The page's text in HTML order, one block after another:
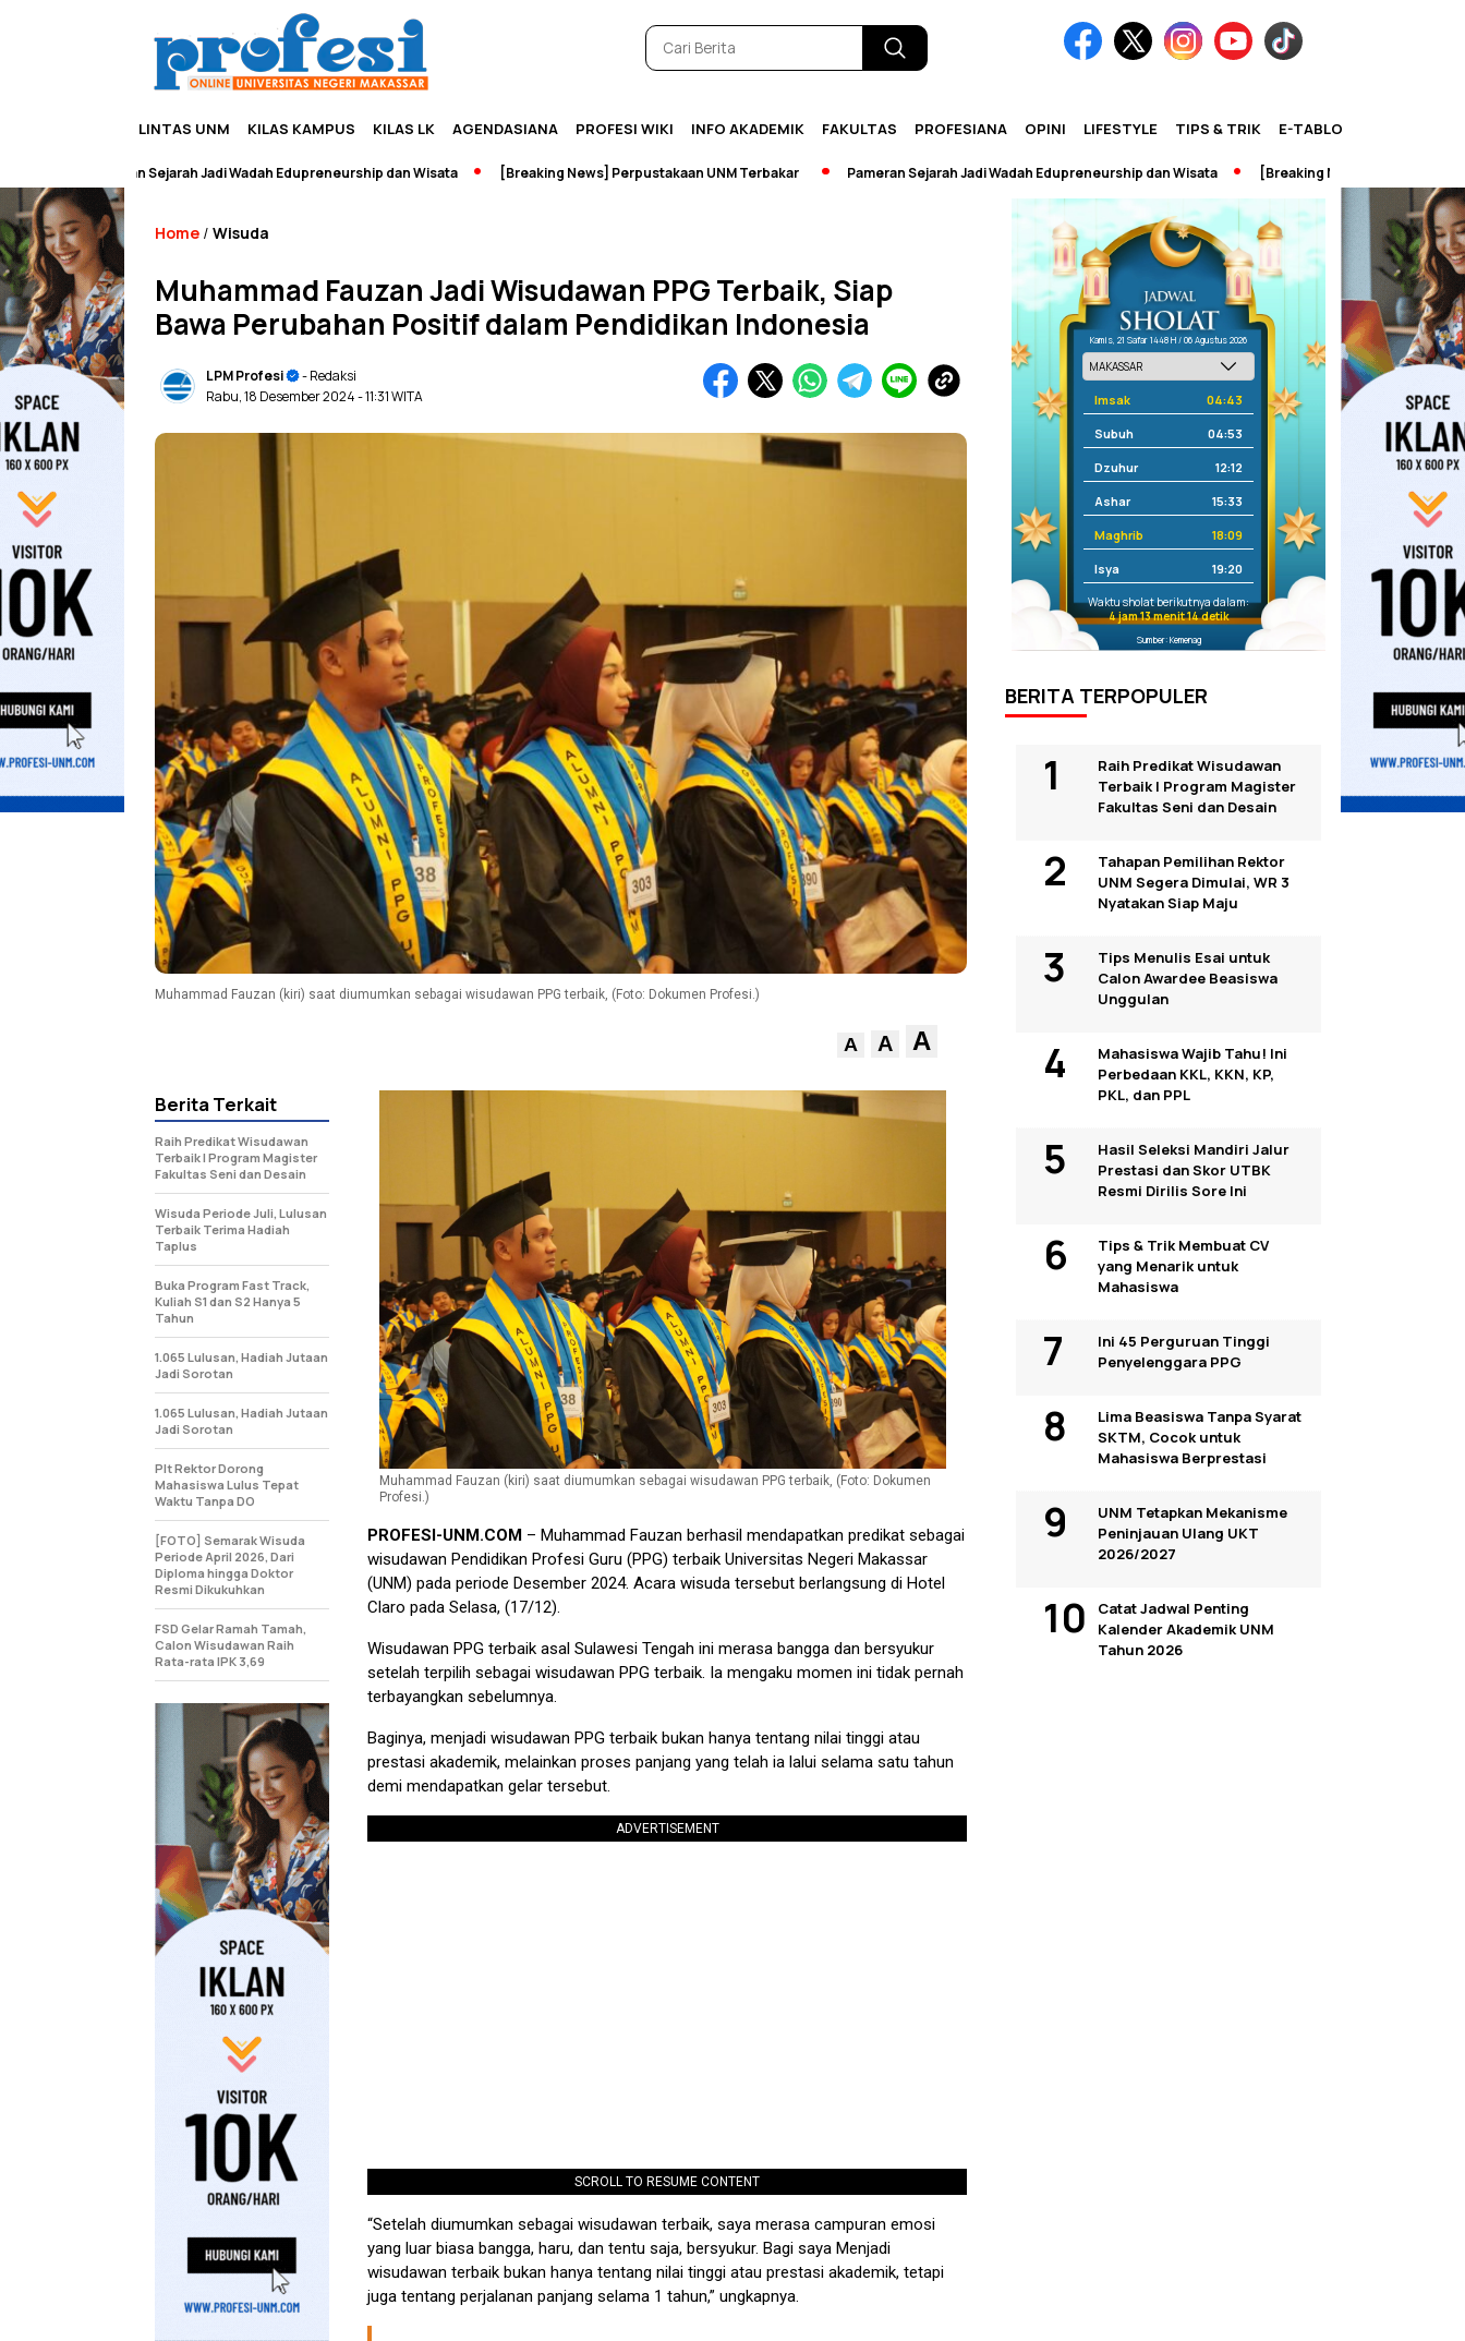
LINTAS UNM KILAS KAMPUS KILAS LK AGENDASIANA PROFESI WIKI INFO AKADEMIK FAKULTAS PROFESIANA OPINI LIFESTYLE TIPS & TRIK E-TABLOID
Pameran Sejarah Jadi Wadah Edupreneurship dan Wisata [Breaking News] Perpustakaan UNM Terbakar Pameran Sejarah Jadi Wadah Edupreneurship dan Wisata [Breaking News] Perpustakaan UNM
Home / Wisuda
Muhammad Fauzan Jadi Wisudawan PPG Terbaik, Siap
Bawa Perubahan Positif dalam Pendidikan Indonesia
LPM Profesi
- Redaksi
Rabu, 18 Desember 2024- 11:31 WITA
Muhammad Fauzan (kiri) saat diumumkan sebagai wisudawan PPG terbaik, (Foto: Dokumen Profesi.)
A A A
Muhammad Fauzan (kiri) saat diumumkan sebagai wisudawan PPG terbaik, (Foto: Dokumen
Profesi.)
PROFESI-UNM.COM – Muhammad Fauzan berhasil mendapatkan predikat sebagai
wisudawan Pendidikan Profesi Guru (PPG) terbaik Universitas Negeri Makassar
(UNM) pada periode Desember 2024. Acara wisuda tersebut berlangsung di Hotel
Claro pada Selasa, (17/12).
Wisudawan PPG terbaik asal Sulawesi Tengah ini merasa bangga dan bersyukur
setelah terpilih sebagai wisudawan PPG terbaik. Ia mengaku momen ini tidak pernah
terbayangkan sebelumnya.
Baginya, menjadi wisudawan PPG terbaik bukan hanya tentang nilai tinggi atau
prestasi akademik, melainkan proses panjang yang telah ia lalui selama satu tahun
demi mendapatkan gelar tersebut.
ADVERTISEMENT
SCROLL TO RESUME CONTENT
“Setelah diumumkan sebagai wisudawan terbaik, saya merasa campuran emosi
yang luar biasa bangga, haru, dan tentu saja, bersyukur. Bagi saya Menjadi
wisudawan terbaik bukan hanya tentang nilai tinggi atau prestasi akademik, tetapi
juga tentang perjalanan panjang selama 1 tahun,” ungkapnya.
Berita Terkait
Raih Predikat Wisudawan
Terbaik I Program Magister
Fakultas Seni dan Desain
Wisuda Periode Juli, Lulusan
Terbaik Terima Hadiah
Taplus
Buka Program Fast Track,
Kuliah S1 dan S2 Hanya 5
Tahun
1.065 Lulusan, Hadiah Jutaan
Jadi Sorotan
1.065 Lulusan, Hadiah Jutaan
Jadi Sorotan
Plt Rektor Dorong
Mahasiswa Lulus Tepat
Waktu Tanpa DO
[FOTO] Semarak Wisuda
Periode April 2026, Dari
Diploma hingga Doktor
Resmi Dikukuhkan
FSD Gelar Ramah Tamah,
Calon Wisudawan Raih
Rata-rata IPK 3,69
Kamis, 21 Safar 1448 H / 06 Agustus 2026
Imsak 04:43
Subuh 04:53
Dzuhur 12:12
Ashar 15:33
Maghrib 18:09
Isya 19:20
Waktu sholat berikutnya dalam:
4 jam 13 menit 13 detik
Sumber: Kemenag
BERITA TERPOPULER
Raih Predikat Wisudawan
Terbaik I Program Magister
Fakultas Seni dan Desain
Tahapan Pemilihan Rektor
UNM Segera Dimulai, WR 3
Nyatakan Siap Maju
Tips Menulis Esai untuk
Calon Awardee Beasiswa
Unggulan
Mahasiswa Wajib Tahu! Ini
Perbedaan KKL, KKN, KP,
PKL, dan PPL
Hasil Seleksi Mandiri Jalur
Prestasi dan Skor UTBK
Resmi Dirilis Sore Ini
Tips & Trik Membuat CV
yang Menarik untuk
Mahasiswa
Ini 45 Perguruan Tinggi
Penyelenggara PPG
Lima Beasiswa Tanpa Syarat
SKTM, Cocok untuk
Mahasiswa Berprestasi
UNM Tetapkan Mekanisme
Peninjauan Ulang UKT
2026/2027
Catat Jadwal Penting
Kalender Akademik UNM
Tahun 2026